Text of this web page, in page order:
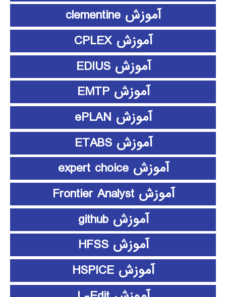
آموزش clementine
آموزش CPLEX
آموزش EDIUS
آموزش EMTP
آموزش ePLAN
آموزش ETABS
آموزش expert choice
آموزش Frontier Analyst
آموزش github
آموزش HFSS
آموزش HSPICE